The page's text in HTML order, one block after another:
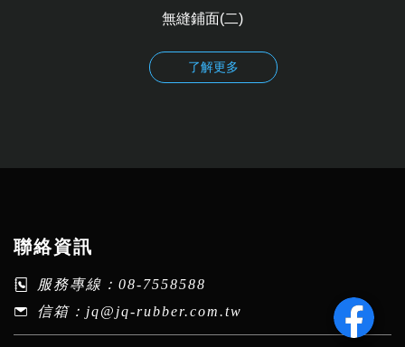
無縫鋪面(二)
聯絡資訊
服務專線： 08-7558588
信箱： jq@jq-rubber.com.tw